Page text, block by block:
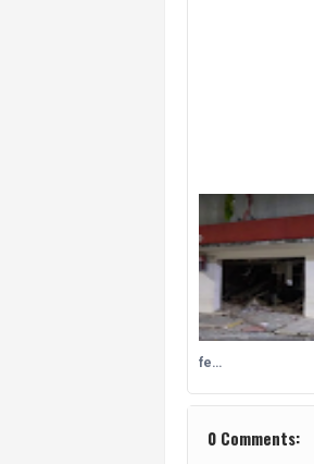
fe…
0 Comments: